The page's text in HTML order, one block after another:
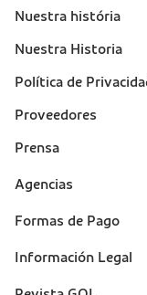
Nuestra história
Nuestra Historia
Política de
Proveedores
Prensa
Suporte
Agencias
Formas de Pago
Información Legal